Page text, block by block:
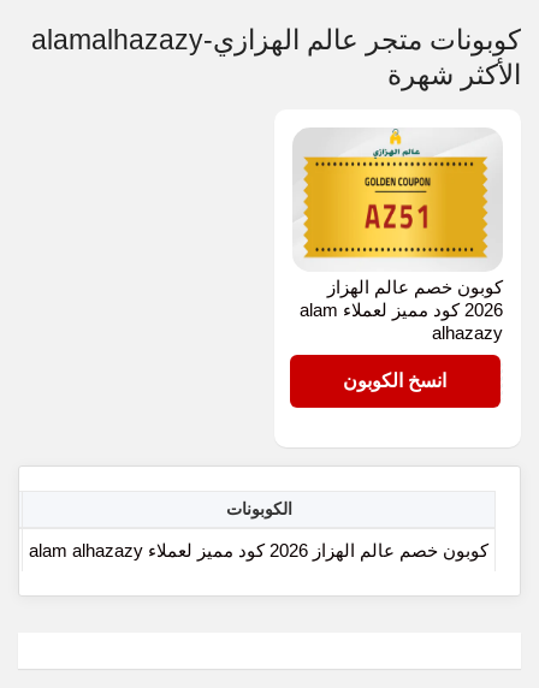
كوبونات متجر عالم الهزازي-alamalhazazy
الأكثر شهرة
كوبون خصم عالم الهزاز
2026 كود مميز لعملاء alam
alhazazy
AZ51انسخ الكوبون
الكوبونات
كوبون خصم عالم الهزاز 2026 كود مميز لعملاء alam alhazazy